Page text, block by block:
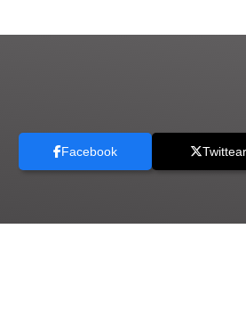
Facebook Twittear